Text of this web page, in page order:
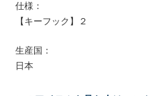
仕様：
【キーフック】２
生産国：
日本